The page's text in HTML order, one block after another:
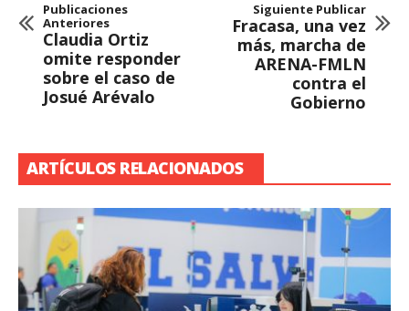
Publicaciones
Anteriores
Claudia Ortiz
omite responder
sobre el caso de
Josué Arévalo
Siguiente Publicar
Fracasa, una vez
más, marcha de
ARENA-FMLN
contra el
Gobierno
ARTÍCULOS RELACIONADOS